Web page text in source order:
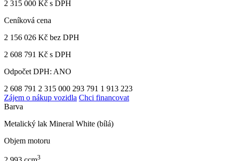
2 315 000 Kč s DPH
Ceníková cena
2 156 026 Kč bez DPH
2 608 791 Kč s DPH
Odpočet DPH: ANO
2 608 791 2 315 000 293 791 1 913 223
Zájem o nákup vozidla Chci financovat
Barva
Metalický lak Mineral White (bílá)
Objem motoru
3